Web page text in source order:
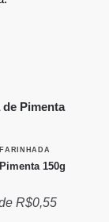
FARINHADA
150g
R$0,55